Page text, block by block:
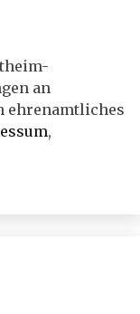
an
ehrenamtliches
,